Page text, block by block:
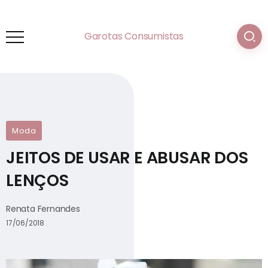
Garotas Consumistas
Moda
JEITOS DE USAR E ABUSAR DOS
LENÇOS
Renata Fernandes
17/06/2018